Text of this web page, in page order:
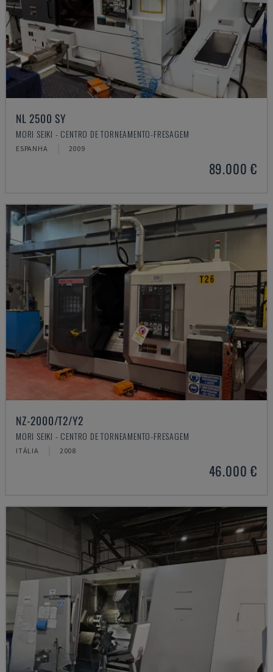
NL 2500 SY
MORI SEIKI - CENTRO DE TORNEAMENTO-FRESAGEM
ESPANHA 2009
89.000 €
NZ-2000/T2/Y2
MORI SEIKI - CENTRO DE TORNEAMENTO-FRESAGEM
ITÁLIA 2008
46.000 €